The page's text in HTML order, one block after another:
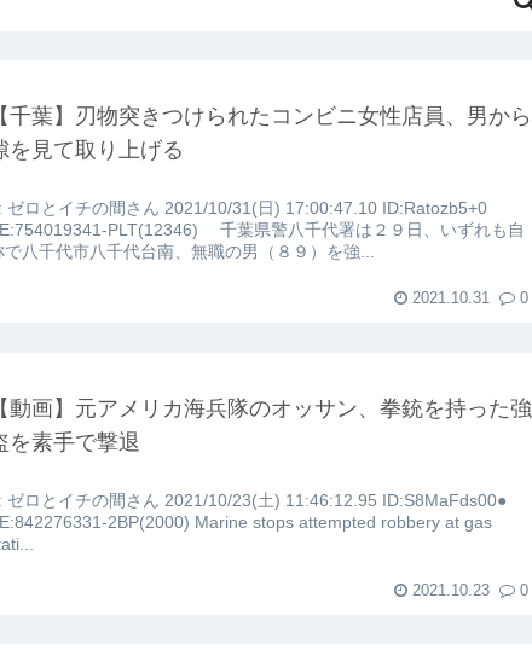
フィギュアがヤバすぎるｗｗｗｗｗｗ「こんな高
こちらｗｗｗｗｗ(※画像あり)
路左車線を制限速度で走った結果
【千葉】刃物突きつけられたコンビニ女性店員、男から
を見て取り上げる
ゼロとイチの間さん 2021/10/31(日) 17:00:47.10 ID:Ratozb5+0
PLT(12346) 千葉県警八千代署は２９日、いずれも自
で八千代市八千代台南、無職の男（８９）を強...
2021.10.31 0
【動画】元アメリカ海兵隊のオッサン、拳銃を持った強
を素手で撃退
ゼロとイチの間さん 2021/10/23(土) 11:46:12.95 ID:S8MaFds00●
2BP(2000) Marine stops attempted robbery at gas
2021.10.23 0